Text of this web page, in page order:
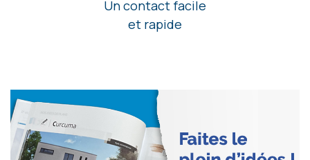
Un contact facile
et rapide